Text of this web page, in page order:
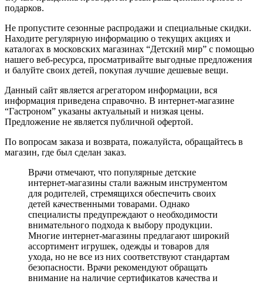
подарков.
Не пропустите сезонные распродажи и специальные скидки.
Находите регулярную информацию о текущих акциях и
каталогах в московских магазинах “Детский мир” с помощью
нашего веб-ресурса, просматривайте выгодные предложения
и балуйте своих детей, покупая лучшие дешевые вещи.
Данный сайт является агрегатором информации, вся
информация приведена справочно. В интернет-магазине
“Гастроном” указаны актуальный и низкая цены.
Предложение не является публичной офертой.
По вопросам заказа и возврата, пожалуйста, обращайтесь в
магазин, где был сделан заказ.
Врачи отмечают, что популярные детские
интернет-магазины стали важным инструментом
для родителей, стремящихся обеспечить своих
детей качественными товарами. Однако
специалисты предупреждают о необходимости
внимательного подхода к выбору продукции.
Многие интернет-магазины предлагают широкий
ассортимент игрушек, одежды и товаров для
ухода, но не все из них соответствуют стандартам
безопасности. Врачи рекомендуют обращать
внимание на наличие сертификатов качества и